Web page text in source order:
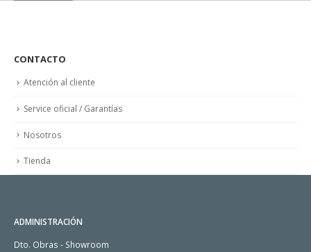
CONTACTO
Atención al cliente
Service oficial / Garantías
Nosotros
Tienda
ADMINISTRACIÓN
Dto. Obras - Showroom